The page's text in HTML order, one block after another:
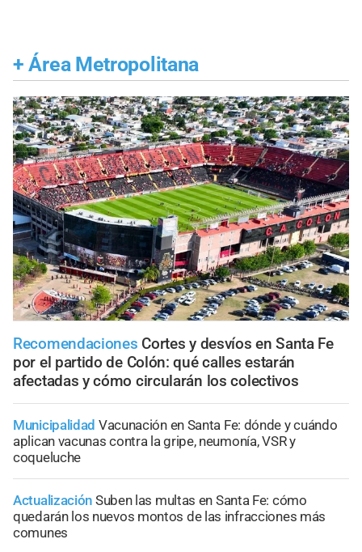
+ Área Metropolitana
Recomendaciones Cortes y desvíos en Santa Fe
por el partido de Colón: qué calles estarán
afectadas y cómo circularán los colectivos
Municipalidad Vacunación en Santa Fe: dónde y cuándo
aplican vacunas contra la gripe, neumonía, VSR y
coqueluche
Actualización Suben las multas en Santa Fe: cómo
quedarán los nuevos montos de las infracciones más
comunes